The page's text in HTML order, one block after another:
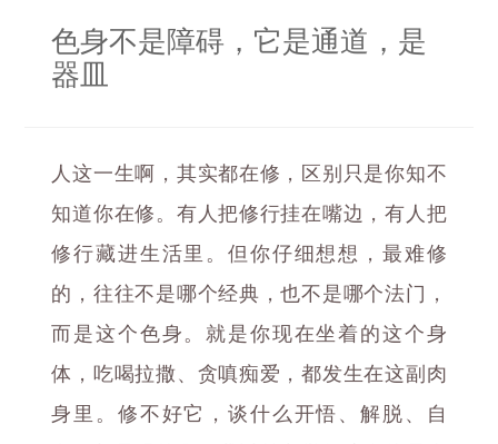
色身不是障碍，它是通道，是
器皿
人这一生啊，其实都在修，区别只是你知不
知道你在修。有人把修行挂在嘴边，有人把
修行藏进生活里。但你仔细想想，最难修
的，往往不是哪个经典，也不是哪个法门，
而是这个色身。就是你现在坐着的这个身
体，吃喝拉撒、贪嗔痴爱，都发生在这副肉
身里。修不好它，谈什么开悟、解脱、自